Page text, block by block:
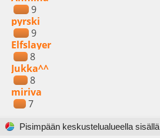
9
pyrski
9
Elfslayer
8
Jukka^^
8
miriva
7
Pisimpään keskustelualueella sisällä